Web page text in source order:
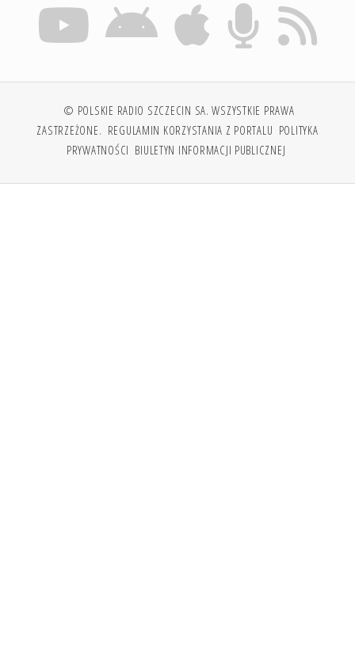
© POLSKIE RADIO SZCZECIN SA. WSZYSTKIE PRAWA
ZASTRZEŻONE. REGULAMIN KORZYSTANIA Z PORTALU POLITYKA
PRYWATNOŚCI BIULETYN INFORMACJI PUBLICZNEJ